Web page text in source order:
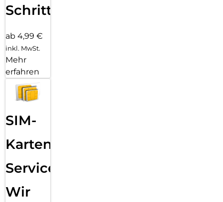
Schritten
ab 4,99 €
inkl. MwSt.
Mehr
erfahren
SIM-
Karten
Service:
Wir